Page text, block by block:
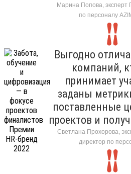
Марина Попова, эксперт
по персоналу
Выгодно
компаний,
принимает
заданы
поставленные
проектов и
Светлана Прохорова,
директор по